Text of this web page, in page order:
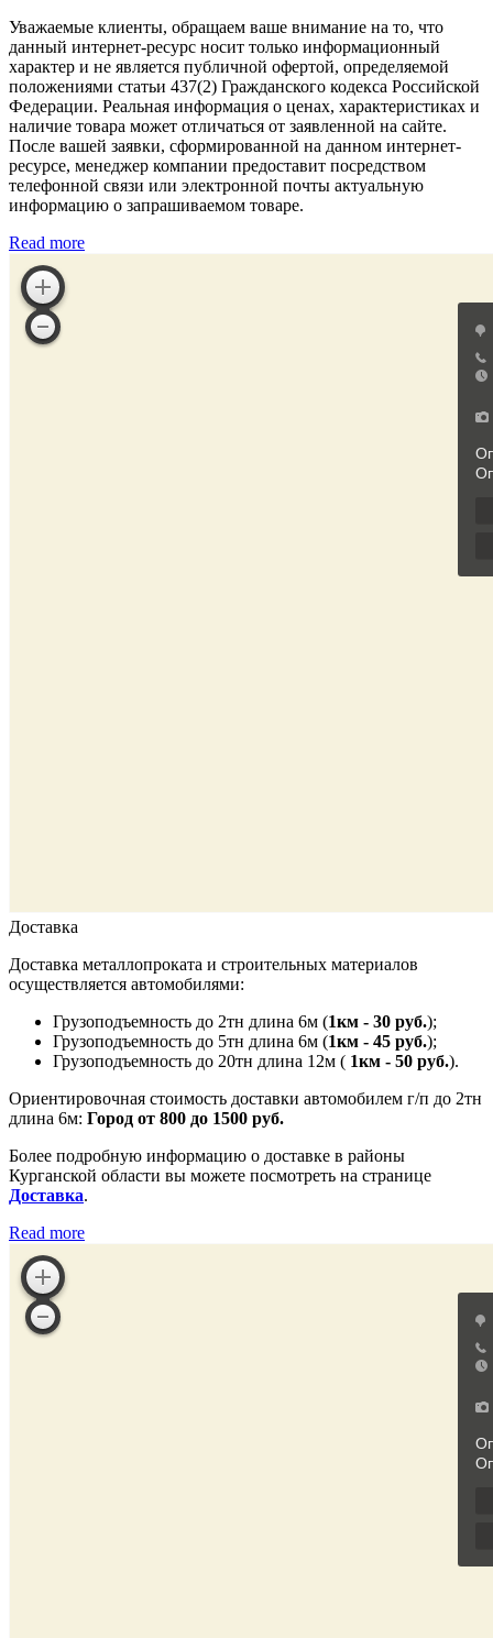
Уважаемые клиенты, обращаем ваше внимание на то, что
данный интернет-ресурс носит только информационный
характер и не является публичной офертой, определяемой
положениями статьи 437(2) Гражданского кодекса Российской
Федерации. Реальная информация о ценах, характеристиках и
наличие товара может отличаться от заявленной на сайте.
После вашей заявки, сформированной на данном интернет-
ресурсе, менеджер компании предоставит посредством
телефонной связи или электронной почты актуальную
информацию о запрашиваемом товаре.
Read more
Доставка
Доставка металлопроката и строительных материалов
осуществляется автомобилями:
Грузоподъемность до 2тн длина 6м (1км - 30 руб.);
Грузоподъемность до 5тн длина 6м (1км - 45 руб.);
Грузоподъемность до 20тн длина 12м ( 1км - 50 руб.).
Ориентировочная стоимость доставки автомобилем г/п до 2тн
длина 6м: Город от 800 до 1500 руб.
Более подробную информацию о доставке в районы
Курганской области вы можете посмотреть на странице
Доставка.
Read more